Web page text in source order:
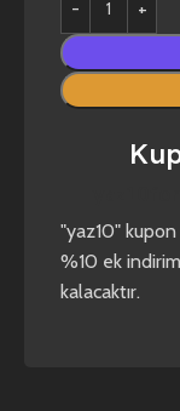
"yaz10"
%10 ek
kalacaktır.